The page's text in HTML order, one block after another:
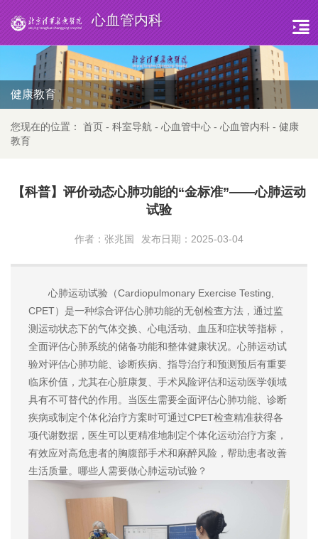
心血管内科
健康教育
您现在的位置： 首页 - 科室导航 - 心血管中心 - 心血管内科 - 健康
教育
【科普】评价动态心肺功能的“金标准”——心肺运动
试验
作者：张兆国 发布日期：2025-03-04
心肺运动试验（Cardiopulmonary Exercise Testing,
CPET）是一种综合评估心肺功能的无创检查方法，通过监
测运动状态下的气体交换、心电活动、血压和症状等指标，
全面评估心肺系统的储备功能和整体健康状况。心肺运动试
验对评估心肺功能、诊断疾病、指导治疗和预测预后有重要
临床价值，尤其在心脏康复、手术风险评估和运动医学领域
具有不可替代的作用。当医生需要全面评估心肺功能、诊断
疾病或制定个体化治疗方案时可通过CPET检查精准获得各
项代谢数据，医生可以更精准地制定个体化运动治疗方案，
有效应对高危患者的胸腹部手术和麻醉风险，帮助患者改善
生活质量。哪些人需要做心肺运动试验？